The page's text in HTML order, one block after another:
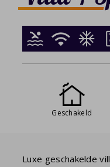
Geschakeld
Luxe geschakelde